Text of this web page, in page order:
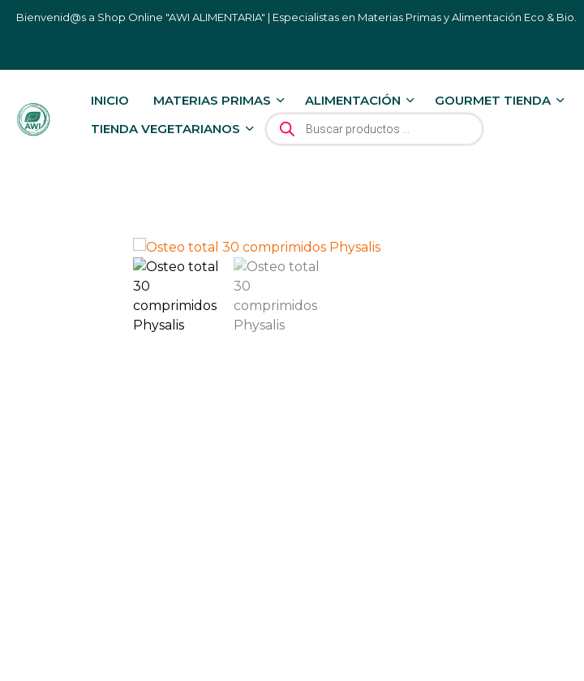
Bienvenid@s a Shop Online "AWI ALIMENTARIA" | Especialistas en Materias Primas y Alimentación Eco & Bio.
INICIO MATERIAS PRIMAS ALIMENTACIÓN GOURMET TIENDA
TIENDA VEGETARIANOS
BÚSQUEDA DE PRODUCTOS